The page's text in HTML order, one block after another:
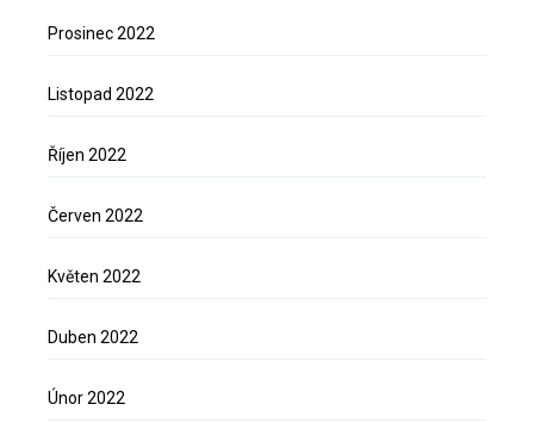
Prosinec 2022
Listopad 2022
Říjen 2022
Červen 2022
Květen 2022
Duben 2022
Únor 2022